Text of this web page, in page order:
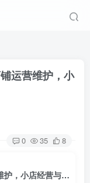
运营维护，小
0 35 8
抖店运营指南，全维度拆解抖音店铺运营维护，小店经营与商品卡起量策略